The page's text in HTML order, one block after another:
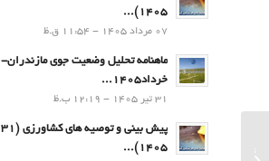
۱۴۰۵)...
07 مرداد 1405 - 11:54 ق.ظ
ماهنامه تحلیل وضعیت جوی مازندران-
خرداد1405...
31 تیر 1405 - 12:19 ب.ظ
۱۴۰۵)...
تبریک نماینده ولی فقیه در استان مازندران به